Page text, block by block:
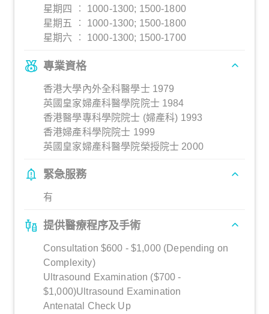
星期四 ︰ 1000-1300; 1500-1800
星期五 ︰ 1000-1300; 1500-1800
星期六 ︰ 1000-1300; 1500-1700
專業資格
香港大學內外全科醫學士 1979
英國皇家婦產科醫學院院士 1984
香港醫學專科學院院士 (婦產科) 1993
香港婦產科學院院士 1999
英國皇家婦產科醫學院榮授院士 2000
緊急服務
有
提供醫療程序及手術
Consultation $600 - $1,000 (Depending on
Complexity)
Ultrasound Examination ($700 -
$1,000)Ultrasound Examination
Antenatal Check Up